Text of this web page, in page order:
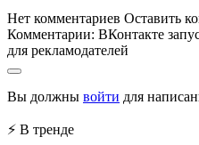
Нет комментариев Оставить
Комментарии: ВКонтакте
для рекламодателей
Вы должны войти для
⚡ В тренде